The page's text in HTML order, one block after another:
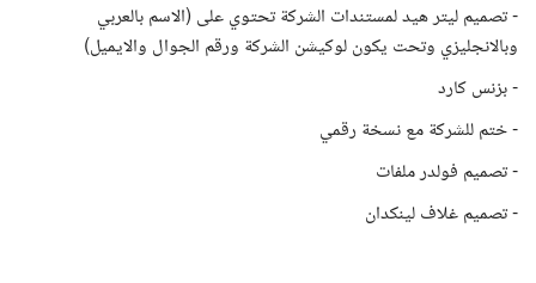
- تصميم ليتر هيد لمستندات الشركة تحتوي على (الاسم بالعربي
وبالانجليزي وتحت يكون لوكيشن الشركة ورقم الجوال والايميل)
- بزنس كارد
- ختم للشركة مع نسخة رقمي
- تصميم فولدر ملفات
- تصميم غلاف لينكدان